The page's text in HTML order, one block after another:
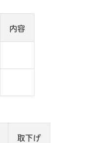
内容
取下げ